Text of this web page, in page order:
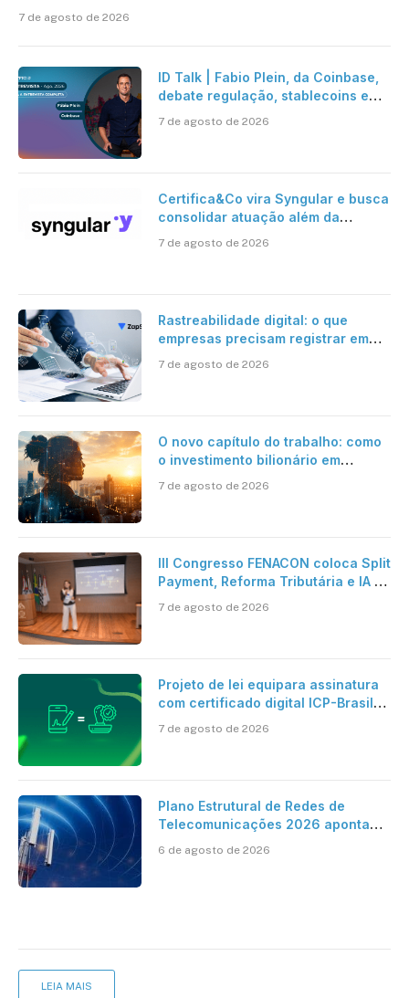
7 de agosto de 2026
ID Talk | Fabio Plein, da Coinbase,
debate regulação, stablecoins e
7 de agosto de 2026
Certifica&Co vira Syngular e busca
consolidar atuação além da
7 de agosto de 2026
Rastreabilidade digital: o que
empresas precisam registrar em
7 de agosto de 2026
O novo capítulo do trabalho: como
o investimento bilionário em
verdadeira era da inteligência
7 de agosto de 2026
III Congresso FENACON coloca Split
Payment, Reforma Tributária e IA no
7 de agosto de 2026
Projeto de lei equipara assinatura
com certificado digital ICP-Brasil
cartório
7 de agosto de 2026
Plano Estrutural de Redes de
Telecomunicações 2026 aponta
mantém desafio
6 de agosto de 2026
LEIA MAIS